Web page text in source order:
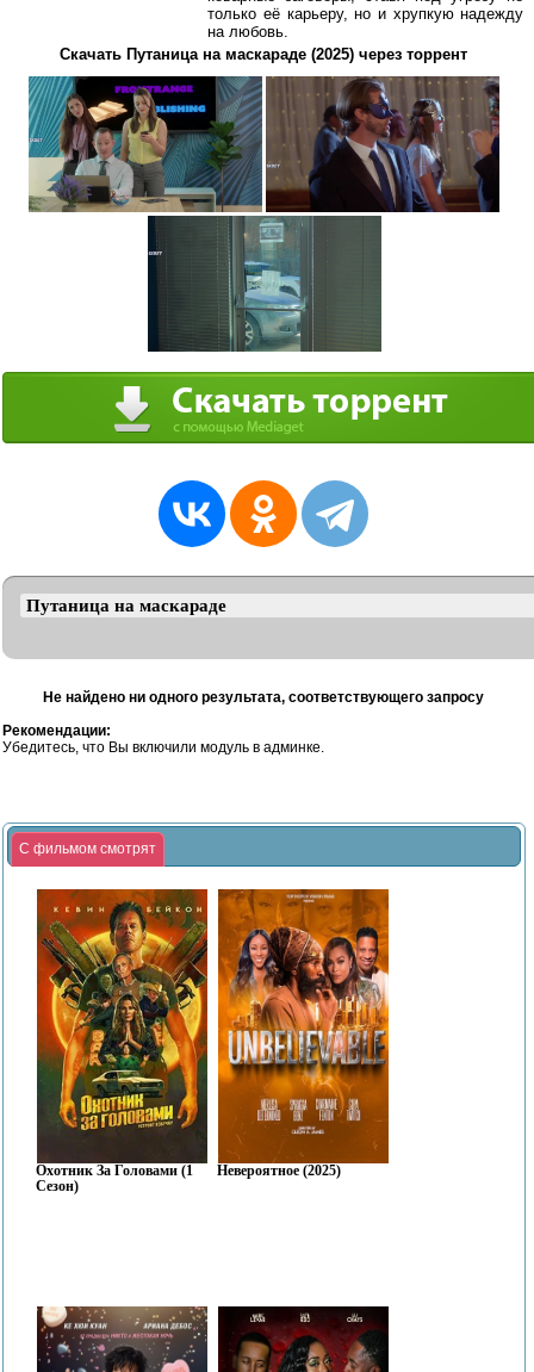
только её карьеру, но и хрупкую надежду
на любовь.
Скачать Путаница на маскараде (2025) через торрент
Не найдено ни одного результата, соответствующего запросу
Рекомендации:
Убедитесь, что Вы включили модуль в админке.
С фильмом смотрят
Охотник За Головами (1
Сезон)
Невероятное (2025)